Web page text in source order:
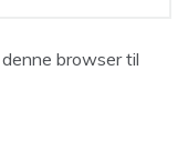
browser til